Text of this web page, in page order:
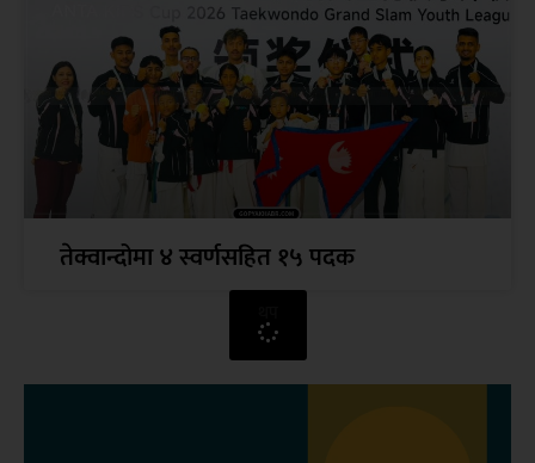
तेक्वान्दोमा ४ स्वर्णसहित १५ पदक